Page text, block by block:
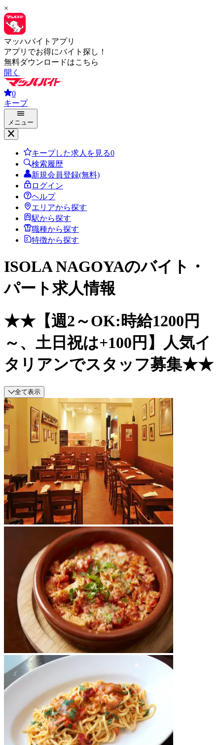
×
マッハバイトアプリ
アプリでお得にバイト探し！
無料ダウンロードはこちら
開く
0
キープ
メニュー
キープした求人を見る0
検索履歴
新規会員登録(無料)
ログイン
ヘルプ
エリアから探す
駅から探す
職種から探す
特徴から探す
ISOLA NAGOYAのバイト・
パート求人情報
★★【週2～OK:時給1200円
～、土日祝は+100円】人気イ
タリアンでスタッフ募集★★
全て表示